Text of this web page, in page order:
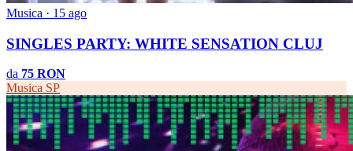
Musica · 15 ago
SINGLES PARTY: WHITE SENSATION CLUJ
da 75 RON
Musica SP